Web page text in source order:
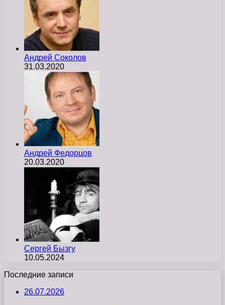
Андрей Соколов
31.03.2020
Андрей Федорцов
20.03.2020
Сергей Бызгу
10.05.2024
Последние записи
26.07.2026